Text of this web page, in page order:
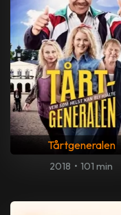
Tårtgeneralen
2018 • 101 min